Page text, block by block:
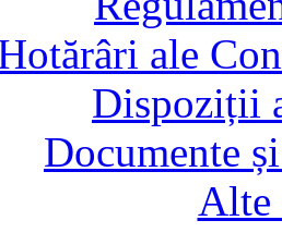
ale
Dispoziții
Documente
Alte